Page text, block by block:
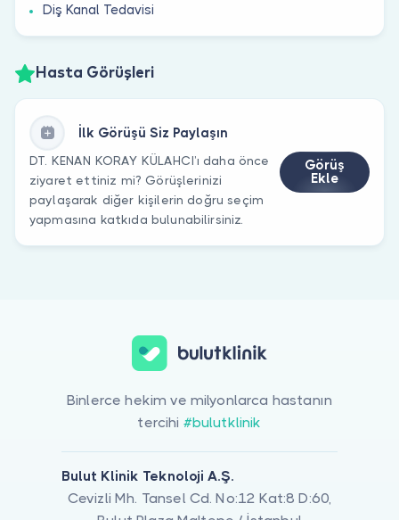
Diş Kanal Tedavisi
Hasta Görüşleri
İlk Görüşü Siz Paylaşın
DT. KENAN KORAY KÜLAHCI’ı daha önce
ziyaret ettiniz mi? Görüşlerinizi
paylaşarak diğer kişilerin doğru seçim
yapmasına katkıda bulunabilirsiniz.
Görüş
Ekle
Binlerce hekim ve milyonlarca hastanın
tercihi #bulutklinik
Bulut Klinik Teknoloji A.Ş.
Cevizli Mh. Tansel Cd. No:12 Kat:8 D:60,